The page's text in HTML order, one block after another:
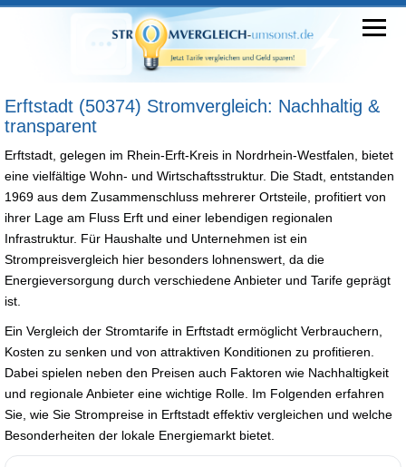
Erftstadt (50374) Stromvergleich: Nachhaltig &
transparent
Erftstadt, gelegen im Rhein-Erft-Kreis in Nordrhein-Westfalen, bietet
eine vielfältige Wohn- und Wirtschaftsstruktur. Die Stadt, entstanden
1969 aus dem Zusammenschluss mehrerer Ortsteile, profitiert von
ihrer Lage am Fluss Erft und einer lebendigen regionalen
Infrastruktur. Für Haushalte und Unternehmen ist ein
Strompreisvergleich hier besonders lohnenswert, da die
Energieversorgung durch verschiedene Anbieter und Tarife geprägt
ist.
Ein Vergleich der Stromtarife in Erftstadt ermöglicht Verbrauchern,
Kosten zu senken und von attraktiven Konditionen zu profitieren.
Dabei spielen neben den Preisen auch Faktoren wie Nachhaltigkeit
und regionale Anbieter eine wichtige Rolle. Im Folgenden erfahren
Sie, wie Sie Strompreise in Erftstadt effektiv vergleichen und welche
Besonderheiten der lokale Energiemarkt bietet.